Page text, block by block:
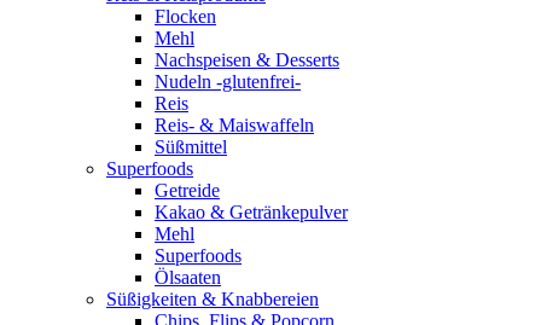
Flocken
Mehl
Nachspeisen & Desserts
Nudeln -glutenfrei-
Reis
Reis- & Maiswaffeln
Süßmittel
Superfoods
Getreide
Kakao & Getränkepulver
Mehl
Superfoods
Ölsaaten
Süßigkeiten & Knabbereien
Chips, Flips & Popcorn